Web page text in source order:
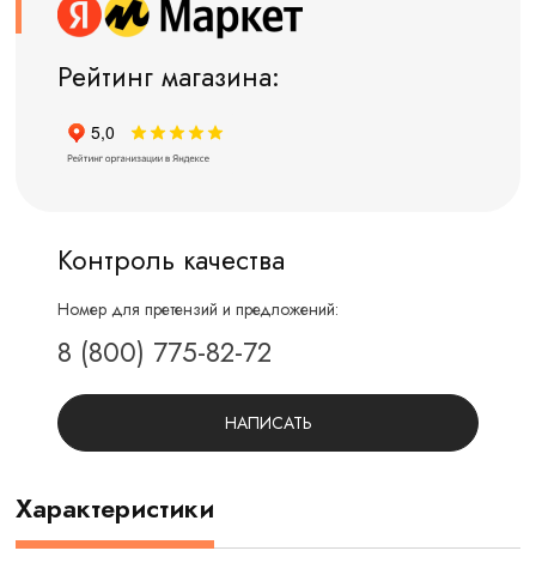
Рейтинг магазина:
Контроль качества
Номер для претензий и предложений:
8 (800) 775-82-72
НАПИСАТЬ
Характеристики